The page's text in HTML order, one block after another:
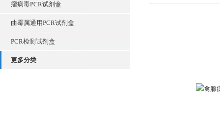
瘤病毒PCR试剂盒
曲霉属通用PCR试剂盒
PCR检测试剂盒
更多分类